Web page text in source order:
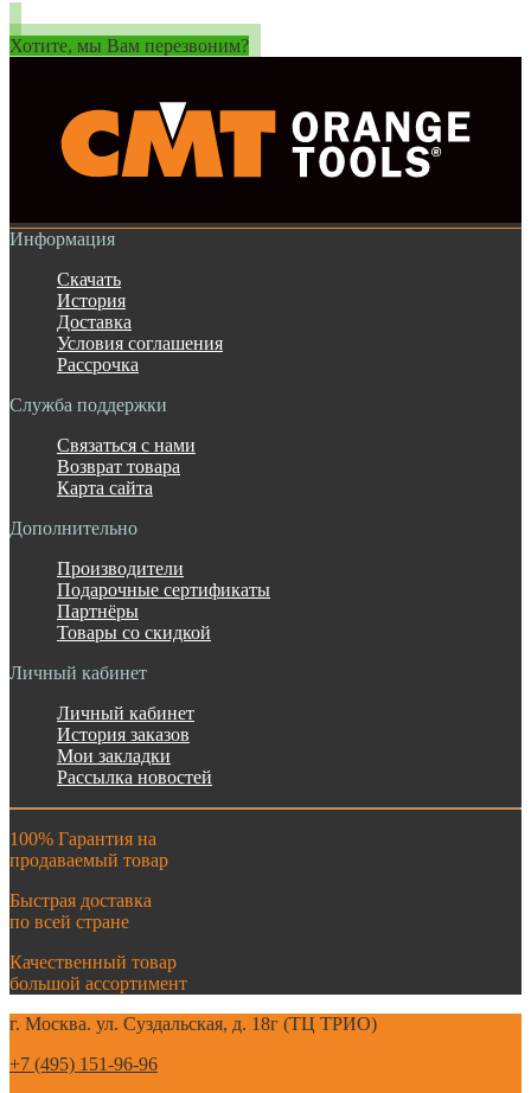
Хотите, мы Вам перезвоним?
Информация
Скачать
История
Доставка
Условия соглашения
Рассрочка
Служба поддержки
Связаться с нами
Возврат товара
Карта сайта
Дополнительно
Производители
Подарочные сертификаты
Партнёры
Товары со скидкой
Личный кабинет
Личный кабинет
История заказов
Мои закладки
Рассылка новостей
100% Гарантия на
продаваемый товар
Быстрая доставка
по всей стране
Качественный товар
большой ассортимент
г. Москва. ул. Суздальская, д. 18г (ТЦ ТРИО)
+7 (495) 151-96-96